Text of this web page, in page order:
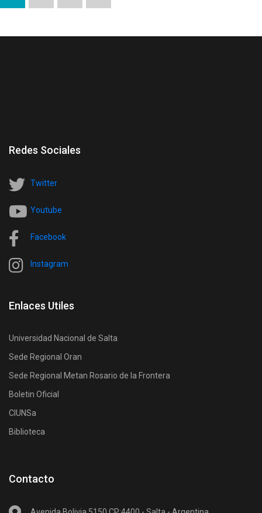
Redes Sociales
Twitter
Youtube
Facebook
Instagram
Enlaces Utiles
Universidad Nacional de Salta
Sede Regional Oran
Sede Regional Metan Rosario de la Frontera
Boletin Oficial
CIUNSa
Biblioteca
Contacto